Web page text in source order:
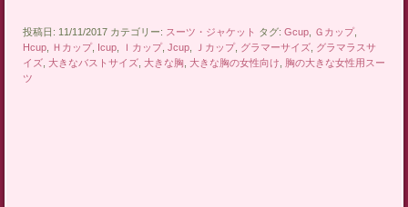
投稿日: 11/11/2017 カテゴリー: スーツ・ジャケット タグ: Gcup, Ｇカップ,
Hcup, Ｈカップ, Icup, Ｉカップ, Jcup, Ｊカップ, グラマーサイズ, グラマラスサ
イズ, 大きなバストサイズ, 大きな胸 大きな胸の女性向け
胸の大きな女性用スー
ツ